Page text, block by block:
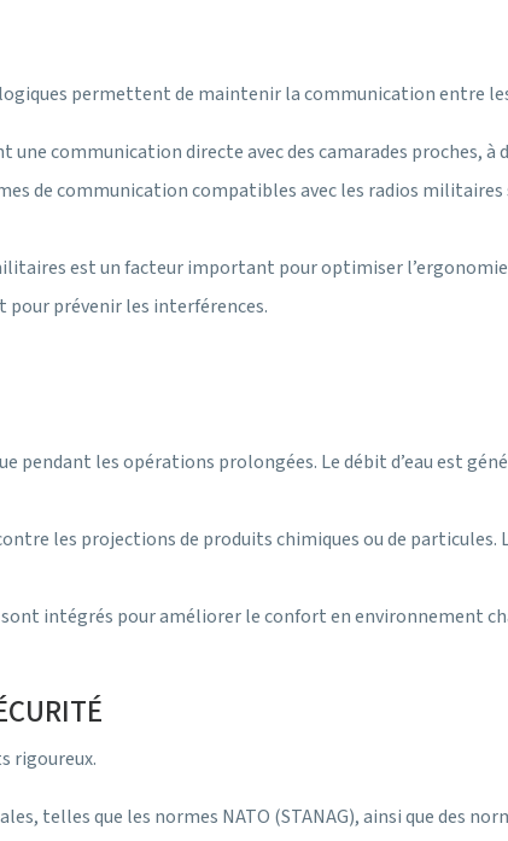
permettent de maintenir la communication entre
communication directe avec des camarades proches, à
de communication compatibles avec les radios militaires
est un facteur important pour optimiser
prévenir les interférences.
pendant les opérations prolongées. Le débit d’eau est
les projections de produits chimiques ou de particules.
intégrés pour améliorer le confort en environnement
rigoureux.
telles que les normes NATO (STANAG), ainsi que des